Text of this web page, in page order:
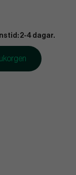
2-4 dagar.